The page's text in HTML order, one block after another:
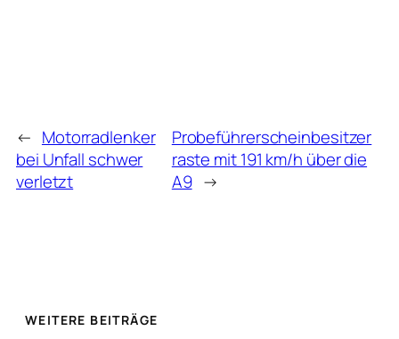
← Motorradlenker
bei Unfall schwer
verletzt
Probeführerscheinbesitzer
raste mit 191 km/h über die
A9 →
WEITERE BEITRÄGE